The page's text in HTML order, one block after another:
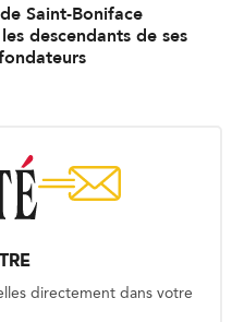
Saint-Boniface
descendants de ses
directement dans votre